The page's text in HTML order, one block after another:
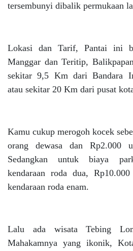
tersembunyi dibalik permukaan
Lokasi dan Tarif, Pantai ini
Manggar dan Teritip,
sekitar 9,5 Km dari Bandara
atau sekitar 20 Km dari pusat
Kamu cukup merogoh kocek
orang dewasa dan Rp2.000
Sedangkan untuk biaya
kendaraan roda dua,
kendaraan roda enam.
Lalu ada wisata Tebing
Mahakamnya yang ikonik,